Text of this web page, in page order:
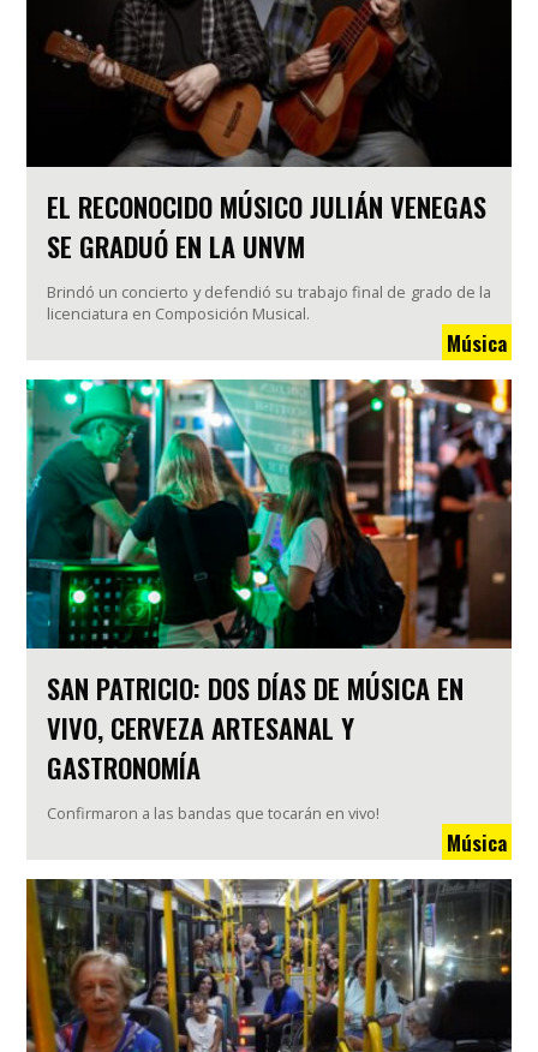
EL RECONOCIDO MÚSICO JULIÁN VENEGAS
SE GRADUÓ EN LA UNVM
Brindó un concierto y defendió su trabajo final de grado de la
licenciatura en Composición Musical.
Música
SAN PATRICIO: DOS DÍAS DE MÚSICA EN
VIVO, CERVEZA ARTESANAL Y
GASTRONOMÍA
Confirmaron a las bandas que tocarán en vivo!
Música